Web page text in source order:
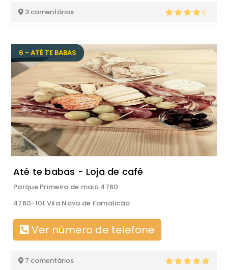
3 comentários
6 - ATÉ TE BABAS
Até te babas - Loja de café
Parque Primeiro de maio 4760
4760-101 Vila Nova de Famalicão
Ver número de telefone
7 comentários